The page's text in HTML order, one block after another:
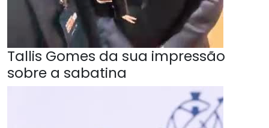
Tallis Gomes da sua impressão
sobre a sabatina